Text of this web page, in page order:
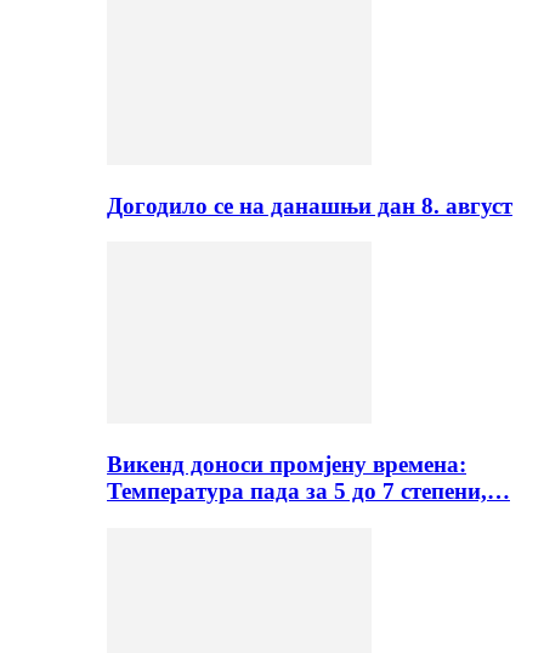
Догодило се на данашњи дан 8. август
Викенд доноси промјену времена:
Температура пада за 5 до 7 степени,…